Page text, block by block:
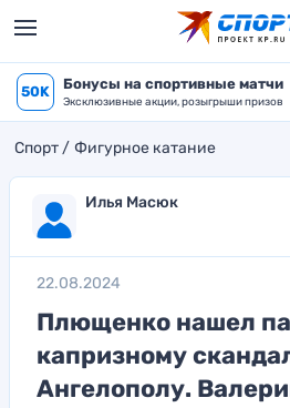
50K Бонусы на спортивные матчи
Эксклюзивные акции, розыгрыши призов
Спорт Фигурное катание
Илья Масюк
22.08.2024
Плющенко нашел
капризному
Ангелополу.